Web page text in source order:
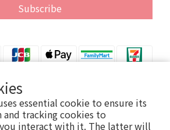
essential cookie to ensure its
tracking cookies to
interact with it. The latter will
Subscribe